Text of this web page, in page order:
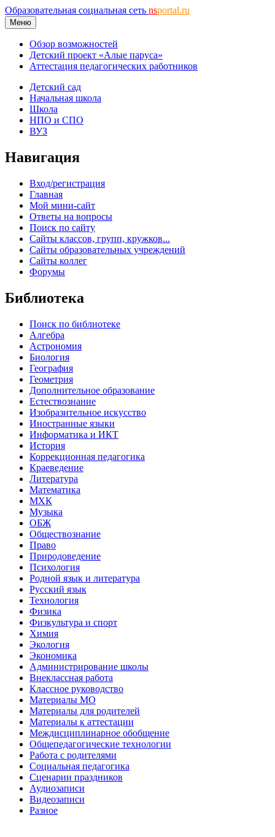
Образовательная социальная сеть nsportal.ru
Меню
Обзор возможностей
Детский проект «Алые паруса»
Аттестация педагогических работников
Детский сад
Начальная школа
Школа
НПО и СПО
ВУЗ
Навигация
Вход/регистрация
Главная
Мой мини-сайт
Ответы на вопросы
Поиск по сайту
Сайты классов, групп, кружков...
Сайты образовательных учреждений
Сайты коллег
Форумы
Библиотека
Поиск по библиотеке
Алгебра
Астрономия
Биология
География
Геометрия
Дополнительное образование
Естествознание
Изобразительное искусство
Иностранные языки
Информатика и ИКТ
История
Коррекционная педагогика
Краеведение
Литература
Математика
МХК
Музыка
ОБЖ
Обществознание
Право
Природоведение
Психология
Родной язык и литература
Русский язык
Технология
Физика
Физкультура и спорт
Химия
Экология
Экономика
Администрирование школы
Внеклассная работа
Классное руководство
Материалы МО
Материалы для родителей
Материалы к аттестации
Междисциплинарное обобщение
Общепедагогические технологии
Работа с родителями
Социальная педагогика
Сценарии праздников
Аудиозаписи
Видеозаписи
Разное